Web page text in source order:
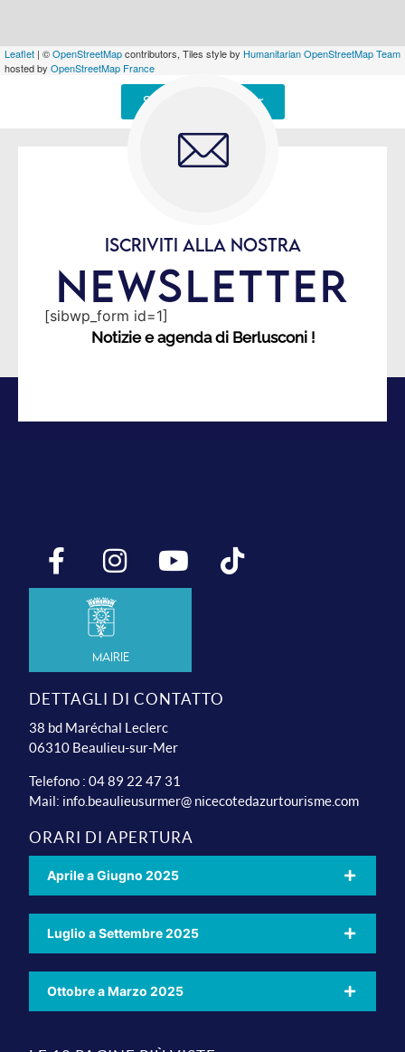
Leaflet | ©OpenStreetMapcontributors, Tiles style by Humanitarian OpenStreetMap Team
hosted by OpenStreetMap France
Signaler une erreur
ISCRIVITI ALLA NOSTRA
NEWSLETTER
[sibwp_form id=1]
Notizie e agenda di Berlusconi !
Mairie
DETTAGLI DI CONTATTO
38 bd Maréchal Leclerc
06310 Beaulieu-sur-Mer
Telefono : 04 89 22 47 31
Mail: info.beaulieusurmer@ nicecotedazurtourisme.com
ORARI DI APERTURA
Aprile a Giugno 2025
Luglio a Settembre 2025
Ottobre a Marzo 2025